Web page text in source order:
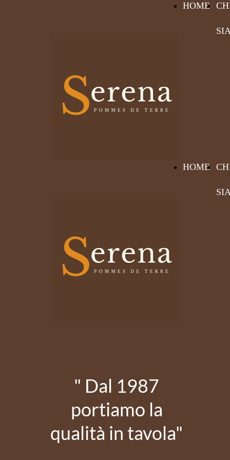
HOME
HOME
" Dal 1987
portiamo la
qualità in tavola"